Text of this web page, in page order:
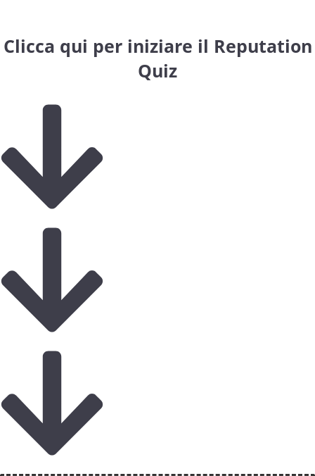
Clicca qui per iniziare il Reputation
Quiz